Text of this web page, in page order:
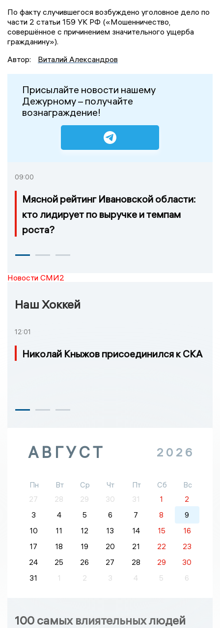
По факту случившегося возбуждено уголовное дело по
части 2 статьи 159 УК РФ («Мошенничество,
совершённое с причинением значительного ущерба
гражданину»).
Автор:
Виталий Александров
Присылайте новости нашему
Дежурному – получайте
вознаграждение!
09:00
Мясной рейтинг Ивановской области:
кто лидирует по выручке и темпам
роста?
Новости СМИ2
Наш Хоккей
12:01
Николай Кныжов присоединился к СКА
АВГУСТ 2026
Пн Вт Ср Чт Пт Сб
Вс
27
28 29 30 31 1
2
3
4 5 6 7 8
9
10
11 12 13 14 15
16
17
18 19 20 21 22
23
24
25 26 27 28 29
30
31
1 2 3 4 5 6
100 самых влиятельных людей